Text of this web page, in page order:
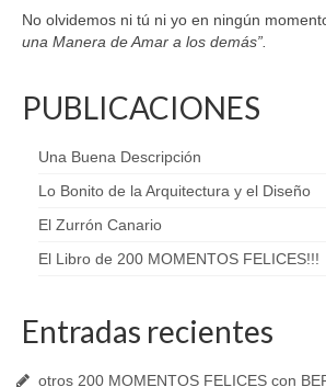
No olvidemos ni tú ni yo en ningún
una Manera de Amar a los demás”.
PUBLICACIONES
Una Buena Descripción
Lo Bonito de la Arquitectura y el Diseño
El Zurrón Canario
El Libro de 200 MOMENTOS FELICES!!!
Entradas recientes
otros 200 MOMENTOS FELICES con